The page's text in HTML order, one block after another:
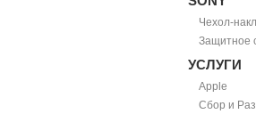
Чехол-
Защитное
УСЛУГИ
Apple
Сбор и